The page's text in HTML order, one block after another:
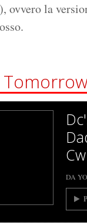
), ovvero la
Cw
DA